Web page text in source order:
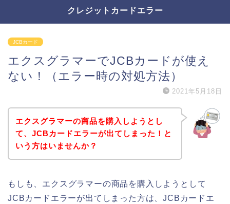
クレジットカードエラー
JCBカード
エクスグラマーでJCBカードが使え
ない！（エラー時の対処方法）
2021年5月18日
エクスグラマーの商品を購入しようとし
て、JCBカードエラーが出てしまった！と
いう方はいませんか？
もしも、エクスグラマーの商品を購入しようとして
JCBカードエラーが出てしまった方は、JCBカードエ